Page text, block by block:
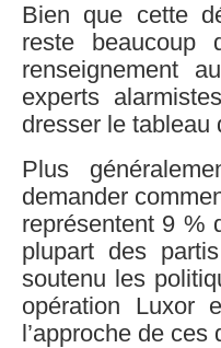
Bien que cette
reste
renseignement
experts
dresser le tableau
Plus
demander
représentent 9 %
plupart des
soutenu les
opération Luxor
l’approche de